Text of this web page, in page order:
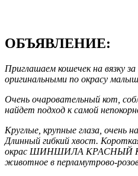
ОБЪЯВЛЕНИЕ:
Приглашаем кошечек на вязку
оригинальными по окрасу
Очень очаровательный кот,
найдет подход к самой
Круглые, крупные глаза, очень
Длинный гибкий хвост.
окрас ШИНШИЛА КРАСНЫЙ
животное в перламутрово-